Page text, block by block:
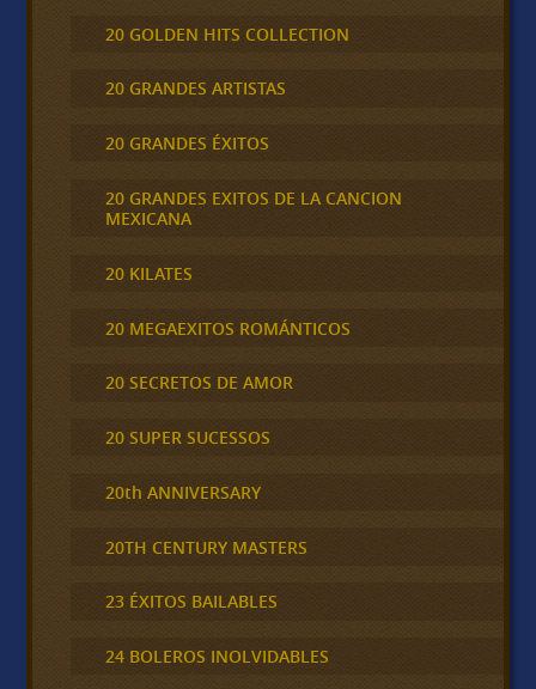
20 GOLDEN HITS COLLECTION
20 GRANDES ARTISTAS
20 GRANDES ÉXITOS
20 GRANDES EXITOS DE LA CANCION
MEXICANA
20 KILATES
20 MEGAEXITOS ROMÁNTICOS
20 SECRETOS DE AMOR
20 SUPER SUCESSOS
20th ANNIVERSARY
20TH CENTURY MASTERS
23 ÉXITOS BAILABLES
24 BOLEROS INOLVIDABLES